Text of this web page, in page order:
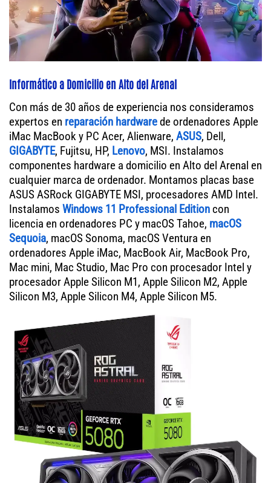
Informático a Domicilio en Alto del Arenal
Con más de 30 años de experiencia nos consideramos
expertos en reparación hardwarede ordenadores Apple
iMac MacBook y PC Acer, Alienware, ASUS, Dell,
GIGABYTE, Fujitsu, HP, Lenovo, MSI. Instalamos
componentes hardware a domicilio en Alto del Arenal en
cualquier marca de ordenador. Montamos placas base
ASUS ASRock GIGABYTE MSI, procesadores AMD Intel.
Instalamos Windows 11 Professional Edition con
licencia en ordenadores PC y macOS Tahoe, macOS
Sequoia, macOS Sonoma, macOS Ventura en
ordenadores Apple iMac, MacBook Air, MacBook Pro,
Mac mini, Mac Studio, Mac Pro con procesador Intel y
procesador Apple Silicon M1, Apple Silicon M2, Apple
Silicon M3, Apple Silicon M4, Apple Silicon M5.